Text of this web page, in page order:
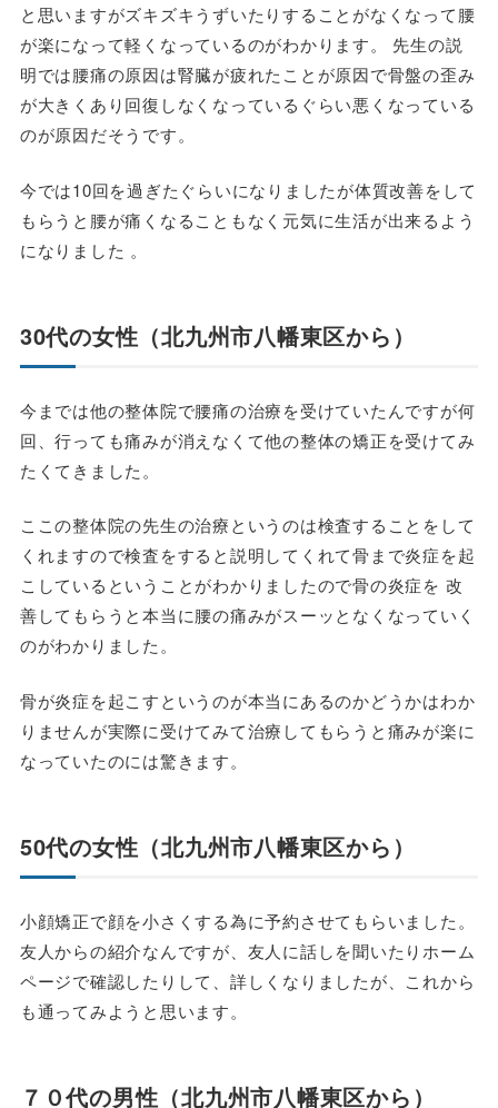
と思いますがズキズキうずいたりすることがなくなって腰
が楽になって軽くなっているのがわかります。 先生の説
明では腰痛の原因は腎臓が疲れたことが原因で骨盤の歪み
が大きくあり回復しなくなっているぐらい悪くなっている
のが原因だそうです。
今では10回を過ぎたぐらいになりましたが体質改善をして
もらうと腰が痛くなることもなく元気に生活が出来るよう
になりました 。
30代の女性（北九州市八幡東区から）
今までは他の整体院で腰痛の治療を受けていたんですが何
回、行っても痛みが消えなくて他の整体の矯正を受けてみ
たくてきました。
ここの整体院の先生の治療というのは検査することをして
くれますので検査をすると説明してくれて骨まで炎症を起
こしているということがわかりましたので骨の炎症を 改
善してもらうと本当に腰の痛みがスーッとなくなっていく
のがわかりました。
骨が炎症を起こすというのが本当にあるのかどうかはわか
りませんが実際に受けてみて治療してもらうと痛みが楽に
なっていたのには驚きます。
50代の女性（北九州市八幡東区から）
小顔矯正で顔を小さくする為に予約させてもらいました。
友人からの紹介なんですが、友人に話しを聞いたりホーム
ページで確認したりして、詳しくなりましたが、これから
も通ってみようと思います。
７０代の男性（北九州市八幡東区から）